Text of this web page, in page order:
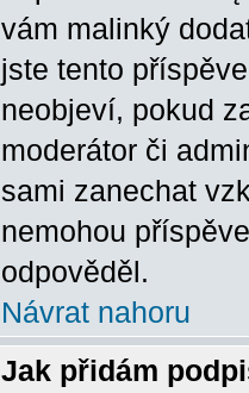
vám malinký
jste tento
neobjeví, pokud
moderátor či
sami zanechat
nemohou
odpověděl.
Návrat nahoru
Jak přidám